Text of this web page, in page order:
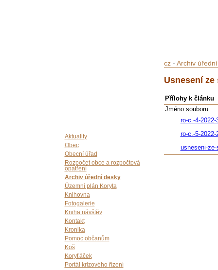
Aktuality
Obec
Obecní úřad
Rozpočet obce a rozpočtová
opatření
Archiv úřední desky
Územní plán Koryta
Knihovna
Fotogalerie
Kniha návštěv
Kontakt
Kronika
Pomoc občanům
Koš
Koryťáček
Portál krizového řízení
cz- Archiv
Usnesení ze
Přílohy k článku
Jméno souboru
ro-c.-4-2022-
ro-c.-5-
usneseni-